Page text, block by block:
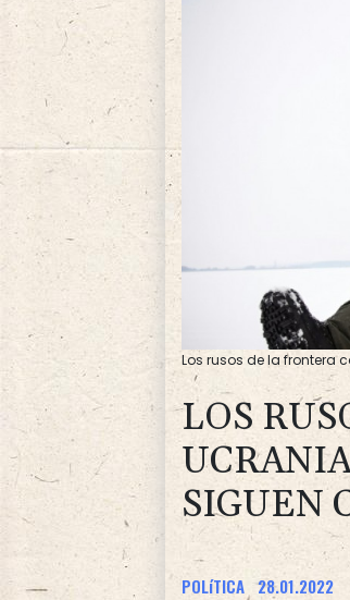
Los rusos de la frontera
LOS
SIGUEN
POLíTICA 28.01.2022